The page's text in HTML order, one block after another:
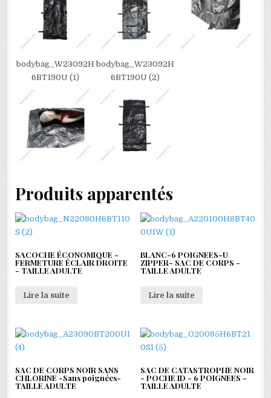
bodybag_W23092H
6BT190U (1)
bodybag_W23092H
6BT190U (2)
Produits apparentés
SACOCHE ÉCONOMIQUE -
FERMETURE ÉCLAIR DROITE
- TAILLE ADULTE
Lire la suite
BLANC-6 POIGNEES-U
ZIPPER- SAC DE CORPS -
TAILLE ADULTE
Lire la suite
SAC DE CORPS NOIR SANS
CHLORINE -Sans poignées-
TAILLE ADULTE
SAC DE CATASTROPHE NOIR
- POCHE ID - 6 POIGNEES -
TAILLE ADULTE